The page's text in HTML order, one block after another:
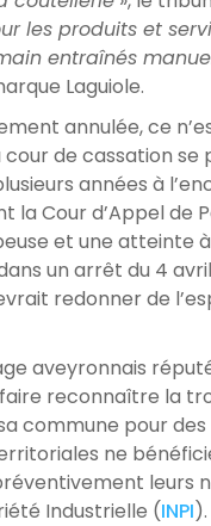
les produits et
entraînés
Laguiole.
annulée, ce
de cassation se
années à
la Cour d’Appel de
et une atteinte
un arrêt du 4 avril
redonner de
aveyronnais
reconnaître la
commune pour
ne
leurs
Industrielle (INPI